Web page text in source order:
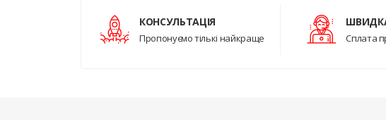
КОНСУЛЬТАЦІЯ
Пропонуємо тількі найкраще Сплата